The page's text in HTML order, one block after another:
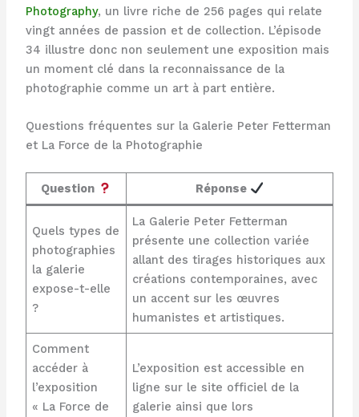
Photography, un livre riche de 256 pages qui relate
vingt années de passion et de collection. L’épisode
34 illustre donc non seulement une exposition mais
un moment clé dans la reconnaissance de la
photographie comme un art à part entière.
Questions fréquentes sur la Galerie Peter Fetterman
et La Force de la Photographie
Question Réponse
Quels types de
photographies
la galerie
expose-t-elle
?
La Galerie Peter Fetterman
présente une collection variée
allant des tirages historiques aux
créations contemporaines, avec
un accent sur les œuvres
humanistes et artistiques.
Comment
accéder à
l’exposition
« La Force de
L’exposition est accessible en
ligne sur le site officiel de la
galerie ainsi que lors